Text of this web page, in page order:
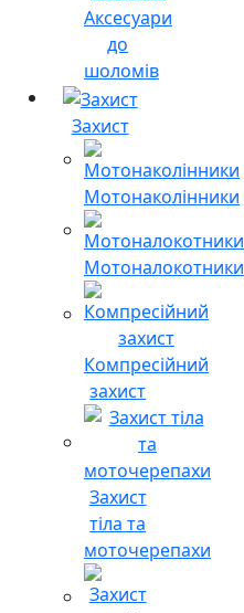
Аксесуари
до
шоломів
Захист
Мотонаколінники
Мотоналокотники
Компресійний
захист
Захист
тіла та
моточерепахи